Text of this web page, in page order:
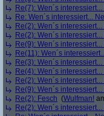
Re(7): Wen´s
Re: Wen´s interessiert...
Re(2): Wen´s
Re(2): Wen´s
Re(9): Wen´s
Re(11): Wen´s
Re(3): Wen´s
Re(4): Wen´s
Re(2): Wen´s
Re(9): Wen´s
Re(2): Fesch (Wulfman!
Re(2): Wen´s